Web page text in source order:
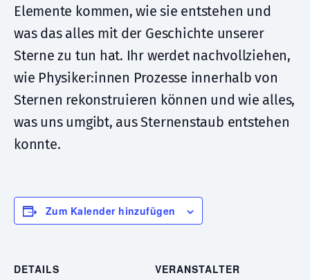
Elemente kommen, wie sie entstehen und
was das alles mit der Geschichte unserer
Sterne zu tun hat. Ihr werdet nachvollziehen,
wie Physiker:innen Prozesse innerhalb von
Sternen rekonstruieren können und wie alles,
was uns umgibt, aus Sternenstaub entstehen
konnte.
Zum Kalender hinzufügen
DETAILS
VERANSTALTER